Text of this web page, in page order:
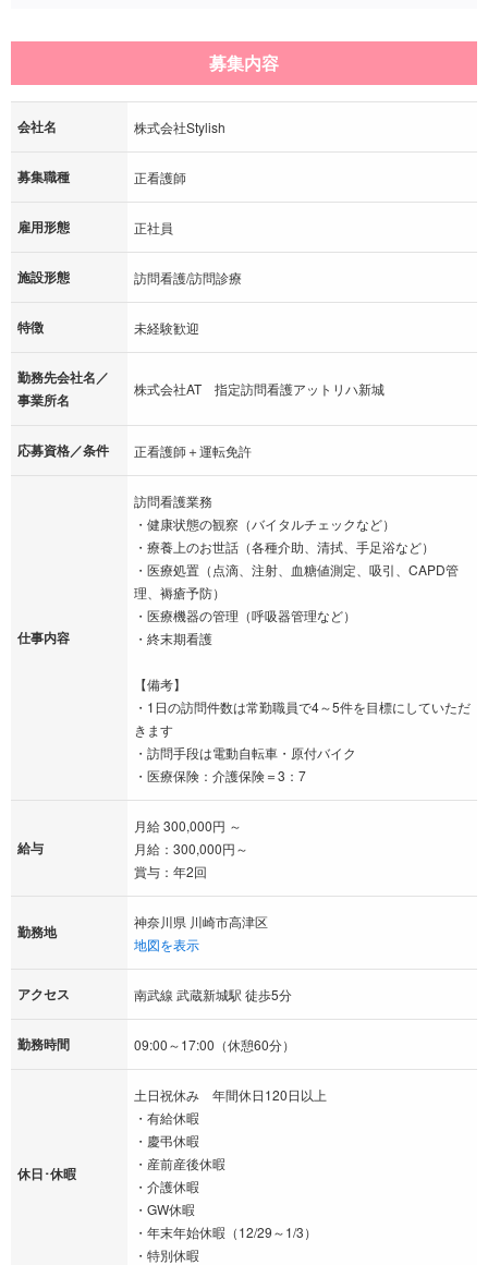
募集内容
会社名 株式会社Stylish
募集職種 正看護師
雇用形態 正社員
施設形態 訪問看護/訪問診療
特徴 未経験歓迎
勤務先会社名／
事業所名
株式会社AT 指定訪問看護アットリハ新城
応募資格／条件 正看護師＋運転免許
仕事内容
訪問看護業務
・健康状態の観察（バイタルチェックなど）
・療養上のお世話（各種介助、清拭、手足浴など）
・医療処置（点滴、注射、血糖値測定、吸引、CAPD管
理、褥瘡予防）
・医療機器の管理（呼吸器管理など）
・終末期看護
【備考】
・1日の訪問件数は常勤職員で4～5件を目標にしていただ
きます
・訪問手段は電動自転車・原付バイク
・医療保険：介護保険＝3：7
給与
月給 300,000円 ～
月給：300,000円～
賞与：年2回
勤務地
神奈川県 川崎市高津区
地図を表示
アクセス 南武線 武蔵新城駅 徒歩5分
勤務時間 09:00～17:00（休憩60分）
休日･休暇
土日祝休み 年間休日120日以上
・有給休暇
・慶弔休暇
・産前産後休暇
・介護休暇
・GW休暇
・年末年始休暇（12/29～1/3）
・特別休暇